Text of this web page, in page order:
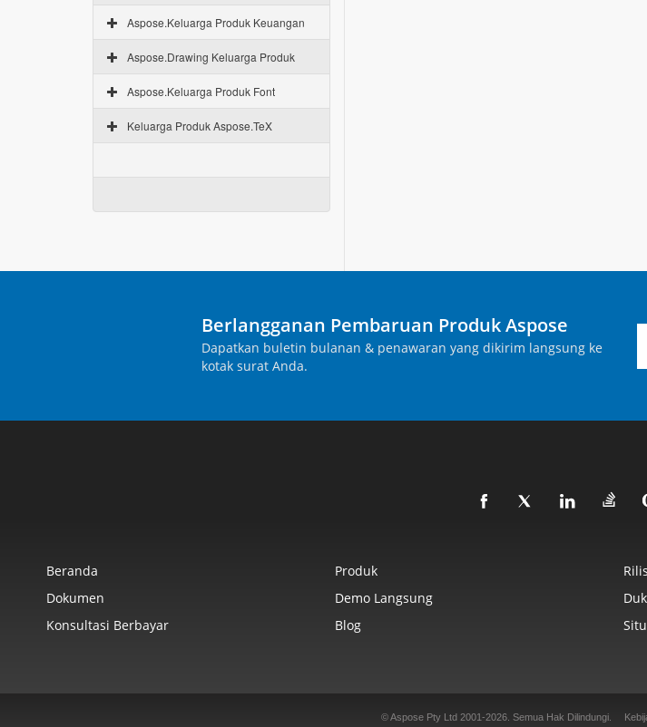
Aspose.Keluarga Produk Keuangan
Aspose.Drawing Keluarga Produk
Aspose.Keluarga Produk Font
Keluarga Produk Aspose.TeX
Berlangganan Pembaruan Produk Aspose
Dapatkan buletin bulanan & penawaran yang dikirim langsung ke
kotak surat Anda.
Beranda Produk
Dokumen
Demo Langsung
Konsultasi Berbayar
Blog
© Aspose Pty Ltd 2001-2026. Semua Hak Dilindungi.